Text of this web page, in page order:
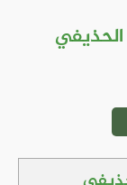
الحذيفي